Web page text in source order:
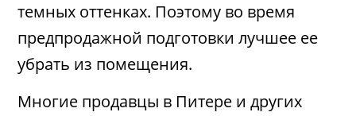
темных оттенках. Поэтому во время
предпродажной подготовки лучшее ее
убрать из помещения.
Многие продавцы в Питере и других